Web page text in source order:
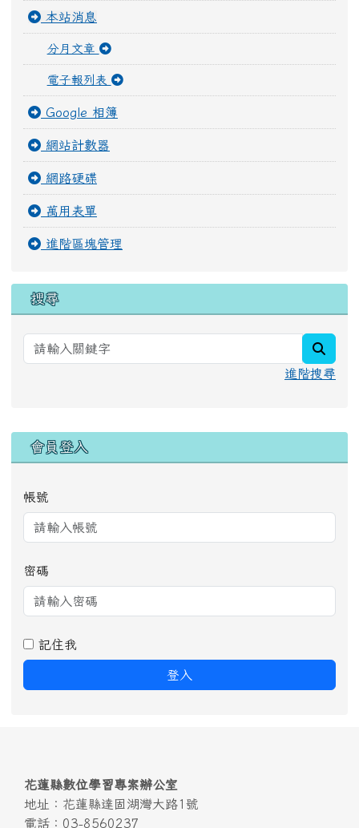
本站消息
分月文章
電子報列表
Google 相簿
網站計數器
網路硬碟
萬用表單
進階區塊管理
搜尋
進階搜尋
右邊區域內容
會員登入
帳號
密碼
記住我
登入
頁尾區域內容
花蓮縣數位學習專案辦公室
地址：花蓮縣達固湖灣大路1號
電話：03-8560237